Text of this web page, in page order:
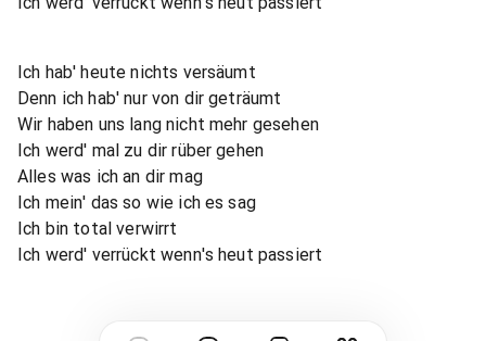
Ich hab' heute nichts versäumt
Denn ich hab' nur von dir geträumt
Wir haben uns lang nicht mehr gesehen
Ich werd' mal zu dir rüber gehen
Alles was ich an dir mag
Ich mein' das so wie ich es sag
Ich bin total verwirrt
Ich werd' verrückt wenn's heut passiert